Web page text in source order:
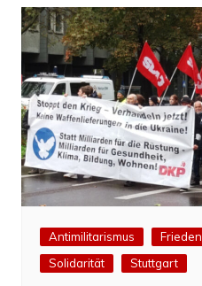
Antimilitarismus Frieden
Solidarität
Stuttgart